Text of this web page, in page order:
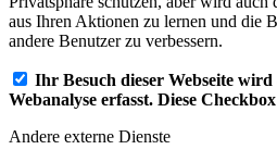
aus Ihren Aktionen zu lernen und die
andere Benutzer zu verbessern.
Ihr Besuch dieser Webseite
Webanalyse erfasst. Diese
Andere externe Dienste